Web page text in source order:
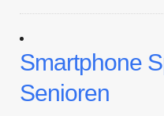
Smartphone
Senioren